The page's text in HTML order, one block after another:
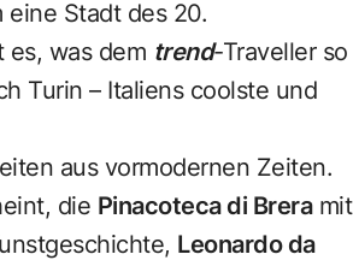
eine Stadt des 20.
es, was dem trend-Traveller so
Turin – Italiens coolste und
aus vormodernen Zeiten.
die Pinacoteca di Breramit
Leonardo da